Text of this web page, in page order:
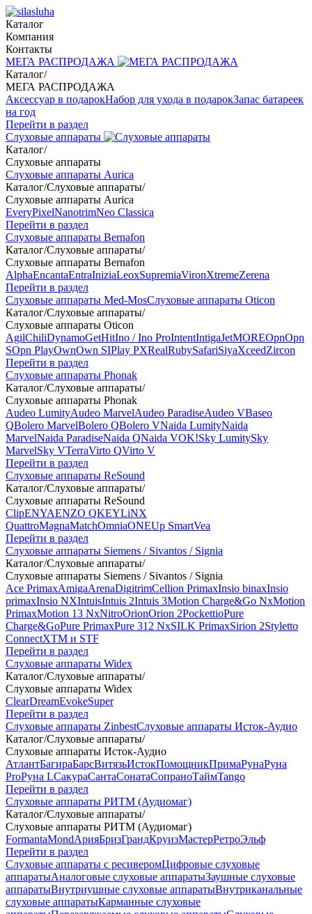
Каталог
Компания
Контакты
МЕГА РАСПРОДАЖА
Каталог/
МЕГА РАСПРОДАЖА
Аксессуар в подарокНабор для ухода в подарокЗапас батареек
на год
Перейти в раздел
Слуховые аппараты
Каталог/
Слуховые аппараты
Слуховые аппараты Aurica
Каталог/Слуховые аппараты/
Слуховые аппараты Aurica
EveryPixelNanotrimNeo Classica
Перейти в раздел
Слуховые аппараты Bernafon
Каталог/Слуховые аппараты/
Слуховые аппараты Bernafon
AlphaEncantaEntraIniziaLeoxSupremiaVironXtremeZerena
Перейти в раздел
Слуховые аппараты Med-MosСлуховые аппараты Oticon
Каталог/Слуховые аппараты/
Слуховые аппараты Oticon
AgilChiliDynamoGetHitIno / Ino ProIntentIntigaJetMOREOpnOpn
SOpn PlayOwnOwn SIPlay PXRealRubySafariSiyaXceedZircon
Перейти в раздел
Слуховые аппараты Phonak
Каталог/Слуховые аппараты/
Слуховые аппараты Phonak
Audeo LumityAudeo MarvelAudeo ParadiseAudeo VBaseo
QBolero MarvelBolero QBolero VNaida LumityNaida
MarvelNaida ParadiseNaida QNaida VOK!Sky LumitySky
MarvelSky VTerraVirto QVirto V
Перейти в раздел
Слуховые аппараты ReSound
Каталог/Слуховые аппараты/
Слуховые аппараты ReSound
ClipENYAENZO QKEYLiNX
QuattroMagnaMatchOmniaONEUp SmartVea
Перейти в раздел
Слуховые аппараты Siemens / Sivantos / Signia
Каталог/Слуховые аппараты/
Слуховые аппараты Siemens / Sivantos / Signia
Ace PrimaxAmigaArenaDigitrimCellion PrimaxInsio binaxInsio
primaxInsio NXIntuisIntuis 2Intuis 3Motion Charge&Go NxMotion
PrimaxMotion 13 NxNitroOrionOrion 2PockettioPure
Charge&GoPure PrimaxPure 312 NxSILK PrimaxSirion 2Styletto
ConnectXTM и STF
Перейти в раздел
Слуховые аппараты Widex
Каталог/Слуховые аппараты/
Слуховые аппараты Widex
ClearDreamEvokeSuper
Перейти в раздел
Слуховые аппараты ZinbestСлуховые аппараты Исток-Аудио
Каталог/Слуховые аппараты/
Слуховые аппараты Исток-Аудио
АтлантБагираБарсВитязьИстокПомощникПримаРунаРуна
ProРуна LСакураСантаСонатаСопраноТаймTango
Перейти в раздел
Слуховые аппараты РИТМ (Аудиомаг)
Каталог/Слуховые аппараты/
Слуховые аппараты РИТМ (Аудиомаг)
FormantaMondАрияБризГрандКруизМастерРетроЭльф
Перейти в раздел
Слуховые аппараты с ресиверомЦифровые слуховые
аппаратыАналоговые слуховые аппаратыЗаушные слуховые
аппаратыВнутриушные слуховые аппаратыВнутриканальные
слуховые аппаратыКарманные слуховые